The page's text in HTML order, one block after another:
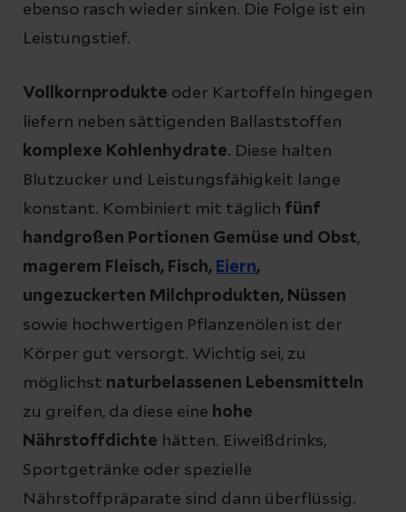
ebenso rasch wieder sinken. Die Folge ist ein
Leistungstief.
Vollkornprodukte oder Kartoffeln hingegen
liefern neben sättigenden Ballaststoffen
komplexe Kohlenhydrate. Diese halten
Blutzucker und Leistungsfähigkeit lange
konstant. Kombiniert mit täglich fünf
handgroßen Portionen Gemüse und Obst,
magerem Fleisch, Fisch, Eiern,
ungezuckerten Milchprodukten, Nüssen
sowie hochwertigen Pflanzenölen ist der
Körper gut versorgt. Wichtig sei, zu
möglichst naturbelassenen Lebensmitteln
zu greifen, da diese eine hohe
Nährstoffdichte hätten. Eiweißdrinks,
Sportgetränke oder spezielle
Nährstoffpräparate sind dann überflüssig.